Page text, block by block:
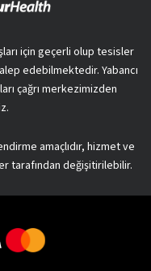
için geçerli olup tesisler
edebilmektedir. Yabancı
çağrı merkezimizden
amaçlıdır, hizmet ve
tarafından değişitirilebilir.